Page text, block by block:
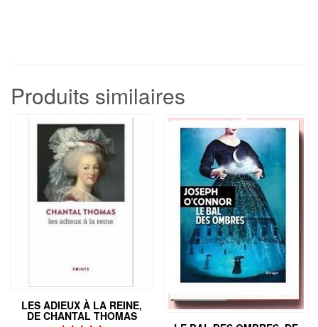
Produits similaires
LES ADIEUX À LA REINE,
DE CHANTAL THOMAS